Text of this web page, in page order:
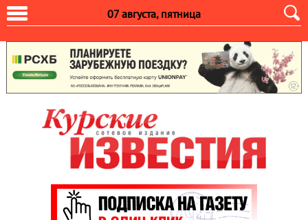
07 августа, пятница